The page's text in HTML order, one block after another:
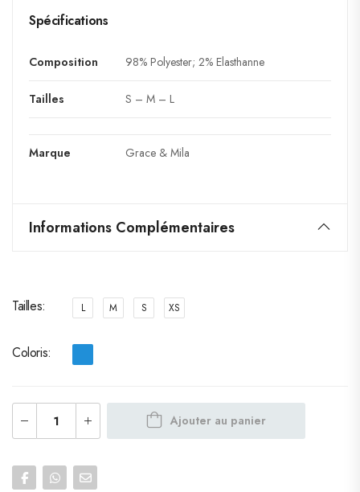
Spécifications
Composition 98% Polyester; 2% Elasthanne
Tailles S – M – L
Marque Grace & Mila
Informations Complémentaires
Tailles L M S XS
Coloris
Ajouter au panier